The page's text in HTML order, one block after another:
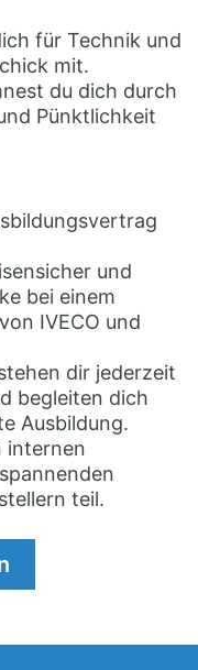
für Technik und
mit.
du dich durch
Pünktlichkeit
und
bei einem
IVECO und
dir jederzeit
begleiten dich
Ausbildung.
internen
teil.